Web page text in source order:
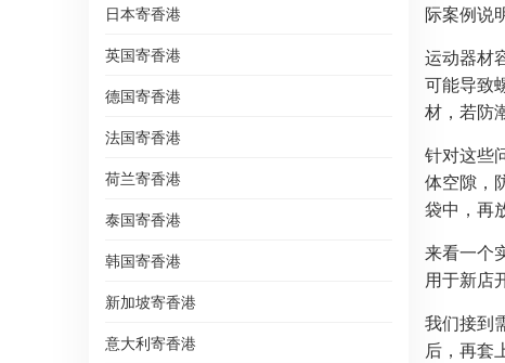
日本寄香港
英国寄香港
德国寄香港
法国寄香港
荷兰寄香港
泰国寄香港
韩国寄香港
新加坡寄香港
意大利寄香港
际案例说
运动器材
可能导致
材，若防
针对这些
体空隙，
袋中，再
来看一个
用于新店
我们接到
后，再套